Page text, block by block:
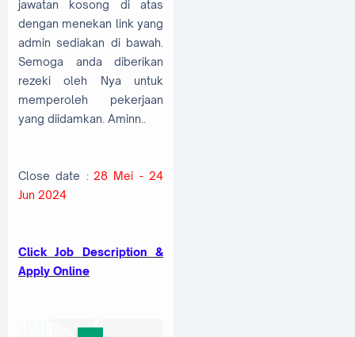
jawatan kosong di atas
dengan menekan link yang
admin sediakan di bawah.
Semoga anda diberikan
rezeki oleh Nya untuk
memperoleh pekerjaan
yang diidamkan. Aminn..
Close date : 28 Mei - 24
Jun 2024
Click Job Description &
Apply Online